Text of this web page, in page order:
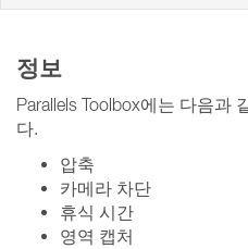
정보
Parallels Toolbox에는 다음과
다.
압축
카메라 차단
휴식 시간
영역 캡처